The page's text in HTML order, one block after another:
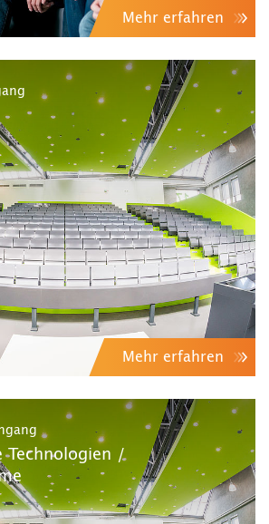
Mehr erfahren
Mehr erfahren
Technologien /